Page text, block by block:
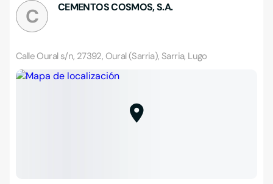
C CEMENTOS COSMOS, S.A.
Calle Oural s/n, 27392, Oural (Sarria), Sarria, Lugo